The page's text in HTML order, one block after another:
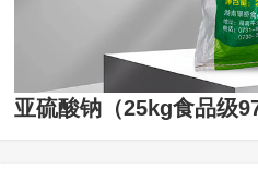
亚硫酸钠（25kg食品级